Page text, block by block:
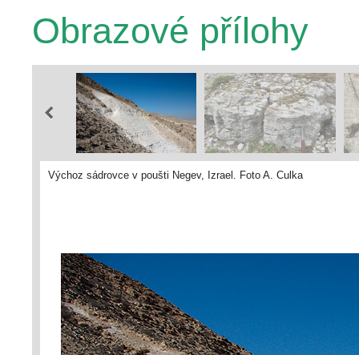
Obrazové přílohy
Výchoz sádrovce v poušti Negev, Izrael. Foto A. Culka